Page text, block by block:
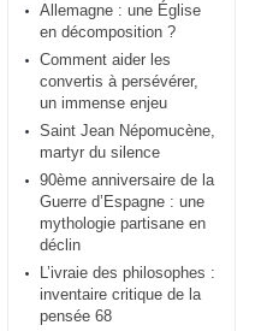
Allemagne : une Église
en décomposition ?
Comment aider les
convertis à persévérer,
un immense enjeu
Saint Jean Népomucène,
martyr du silence
90ème anniversaire de la
Guerre d’Espagne : une
mythologie partisane en
déclin
L’ivraie des philosophes :
inventaire critique de la
pensée 68